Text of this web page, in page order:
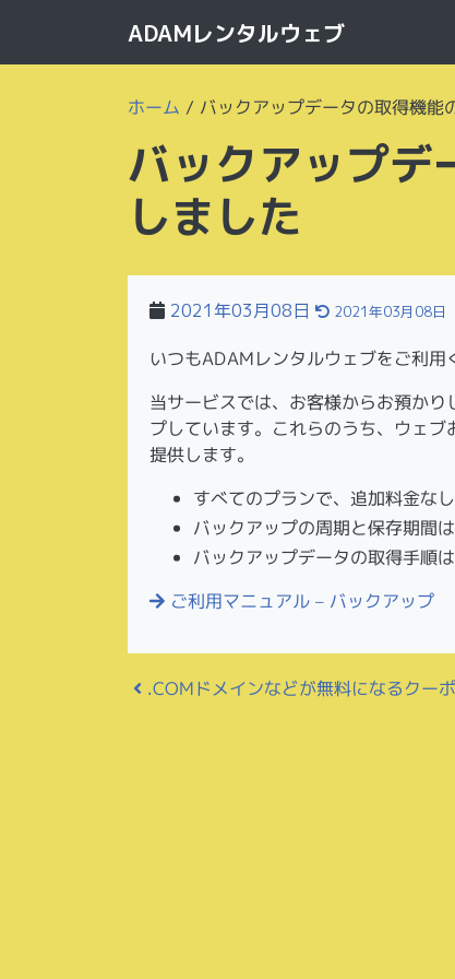
ADAMレンタルウェブ
ホーム / バックアップデータの取得機能
バックアップデ
しました
2021年03月08日 2021年03月08日
いつもADAMレンタルウェブをご利用
当サービスでは、お客様からお預か
プしています。これらのうち、ウェ
提供します。
すべてのプランで、追加料金な
バックアップの周期と保存期間
バックアップデータの取得手順
ご利用マニュアル – バックアップ
投稿ナビゲーション
.COMドメインなどが無料になるクー